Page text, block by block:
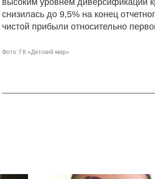
высоким уровнем диверсификации
снизилась до 9,5% на конец
чистой прибыли относительно
Фото: ГК «Детский мир»